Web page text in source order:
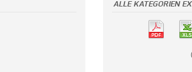
ALLE KATEGORIEN